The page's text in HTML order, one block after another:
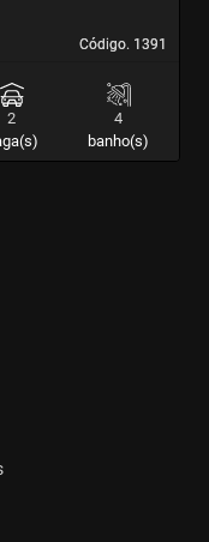
Código. 1391
Código. 1391
2
4
banho(s)